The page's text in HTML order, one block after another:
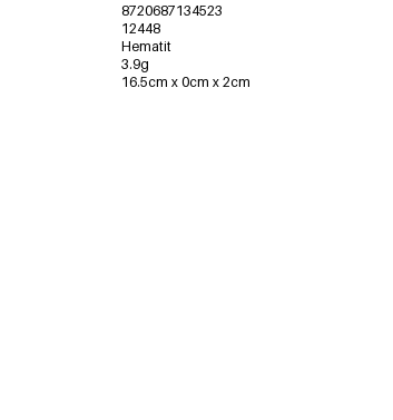
8720687134523
12448
Hematit
3.9g
16.5cm x 0cm x 2cm